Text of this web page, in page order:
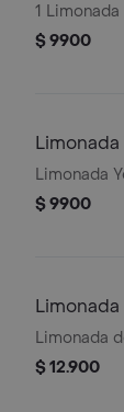
1
$ 9900
Limonada
$ 9900
Limonada
$ 12.900